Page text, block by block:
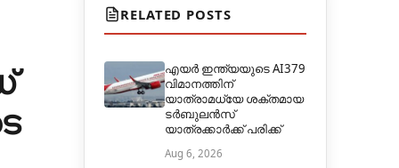
RELATED POSTS
എയർ ഇന്ത്യയുടെ AI379
വിമാനത്തിന്
യാത്രാമധ്യേ ശക്തമായ
ടർബുലൻസ്
യാത്രക്കാർക്ക് പരിക്ക്
Aug 6, 2026